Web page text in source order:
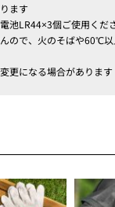
ます
池LR44×3個ご使用くだ
ので、火のそばや60℃
更になる場合があります